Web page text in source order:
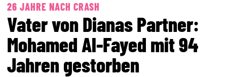
26 JAHRE NACH CRASH
Vater von Dianas Partner:
Mohamed Al-Fayed mit 94
Jahren gestorben